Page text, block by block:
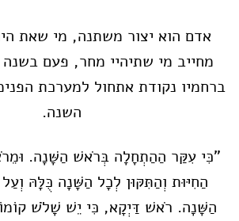
אדם הוא יצור משתנה, מי שאת
מחייב מי שתיהיי מחר, פעם בשנה
ברחמיו נקודת אתחול למערכת
השנה.
"כִּי עִקַּר הַהַתְחָלָה בְּרֹאשׁ הַשָּׁנָה.
הַחִיּוּת וְהַתִּקּוּן לְכָל הַשָּׁנָה כֻּלָּהּ
הַשָּׁנָה. רֹאשׁ דַּיְקָא, כִּי יֵשׁ שָׁלֹשׁ